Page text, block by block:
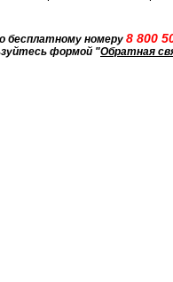
бесплатному номеру 8 800
формой "Обратная